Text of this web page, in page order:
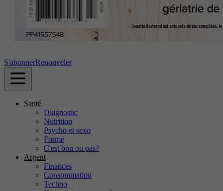
S'abonnerRenouveler
Santé
Diagnostic
Nutrition
Psycho et sexo
Forme
C'est bon ou pas?
Argent
Finances
Consommation
Techno